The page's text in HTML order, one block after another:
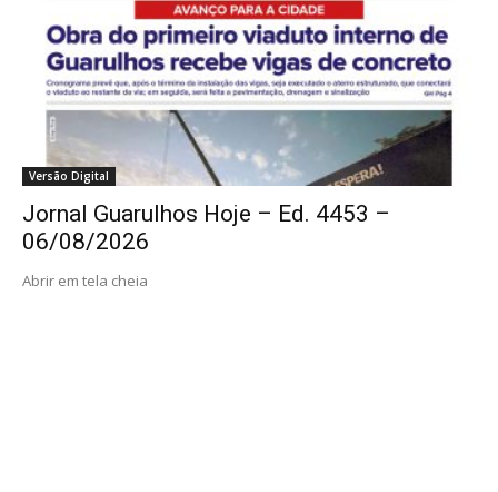
Versão Digital
Jornal Guarulhos Hoje – Ed. 4453 –
06/08/2026
Abrir em tela cheia